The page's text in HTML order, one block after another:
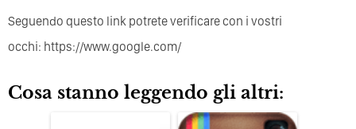
Seguendo questo link potrete verificare con i vostri
occhi: https://www.google.com/
Cosa stanno leggendo gli altri: